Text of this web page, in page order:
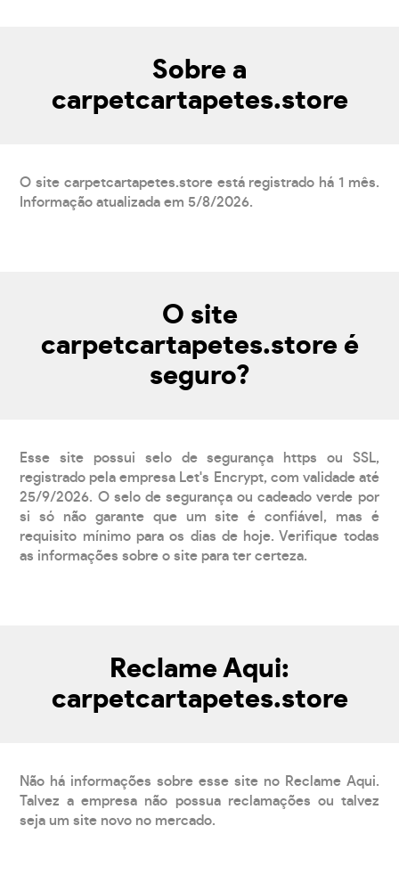
Sobre a
carpetcartapetes.store
O site carpetcartapetes.store está registrado há 1 mês.
Informação atualizada em 5/8/2026.
O site
carpetcartapetes.store é
seguro?
Esse site possui selo de segurança https ou SSL,
registrado pela empresa Let's Encrypt, com validade até
25/9/2026. O selo de segurança ou cadeado verde por
si só não garante que um site é confiável, mas é
requisito mínimo para os dias de hoje. Verifique todas
as informações sobre o site para ter certeza.
Reclame Aqui:
carpetcartapetes.store
Não há informações sobre esse site no Reclame Aqui.
Talvez a empresa não possua reclamações ou talvez
seja um site novo no mercado.